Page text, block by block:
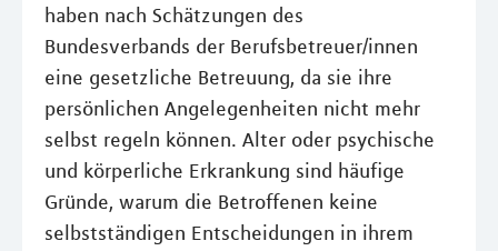
haben nach Schätzungen des
Bundesverbands der Berufsbetreuer/innen
eine gesetzliche Betreuung, da sie ihre
persönlichen Angelegenheiten nicht mehr
selbst regeln können. Alter oder psychische
und körperliche Erkrankung sind häufige
Gründe, warum die Betroffenen keine
selbstständigen Entscheidungen in ihrem